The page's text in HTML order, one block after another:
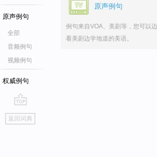
原声例句
全部
音频例句
视频例句
权威例句
go
top
返回词典
原声例句
例句来自VOA、美剧等，您可以边
看美剧边学地道的美语。